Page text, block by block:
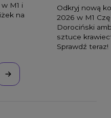
M1 i
na
Odkryj nową
2026 w M1
Dorociński
sztuce
Sprawdź teraz!